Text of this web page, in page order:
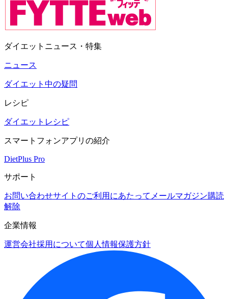
ダイエットニュース・特集
ニュース
ダイエット中の疑問
レシピ
ダイエットレシピ
スマートフォンアプリの紹介
DietPlus Pro
サポート
お問い合わせサイトのご利用にあたって メールマガジン購読
解除
企業情報
運営会社採用について個人情報保護方針